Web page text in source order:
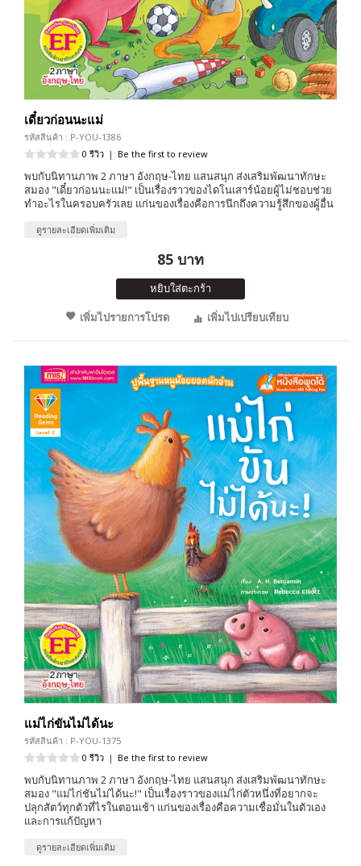
เดี๋ยวก่อนนะแม่
รหัสสินค้า : P-YOU-1386
0 รีวิว | Be the first to review
พบกับนิทานภาพ 2 ภาษา อังกฤษ-ไทย แสนสนุก ส่งเสริมพัฒนาทักษะ
สมอง "เดี๋ยวก่อนนะแม่!" เป็นเรื่องราวของไดโนเสาร์น้อยผู้ไม่ชอบช่วย
ทำอะไรในครอบครัวเลย แก่นของเรื่องคือการนึกถึงความรู้สึกของผู้อื่น
ดูรายละเอียดเพิ่มเติม
85 บาท
หยิบใส่ตะกร้า
เพิ่มไปรายการโปรด
เพิ่มไปเปรียบเทียบ
แม่ไก่ขันไม่ได้นะ
รหัสสินค้า : P-YOU-1375
0 รีวิว | Be the first to review
พบกับนิทานภาพ 2 ภาษา อังกฤษ-ไทย แสนสนุก ส่งเสริมพัฒนาทักษะ
สมอง "แม่ไก่ชันไม่ได้นะ!" เป็นเรื่องราวของแม่ไก่ตัวหนึ่งที่อยากจะ
ปลุกสัตว์ทุกตัวที่ไรในตอนเช้า แก่นของเรื่องคือความเชื่อมั่นในตัวเอง
และการแก้ปัญหา
ดูรายละเอียดเพิ่มเติม